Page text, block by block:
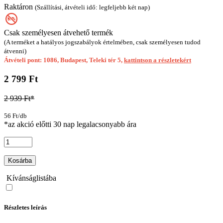
Raktáron (Szállítási, átvételi idő: legfeljebb két nap)
Csak személyesen átvehető termék
(A terméket a hatályos jogszabályok értelmében, csak személyesen tudod
átvenni)
Átvételi pont: 1086, Budapest, Teleki tér 5, kattintson a részletekért
2 799 Ft
2 939 Ft*
56 Ft/db
*az akció előtti 30 nap legalacsonyabb ára
Kosárba
Kívánságlistába
Részletes leírás